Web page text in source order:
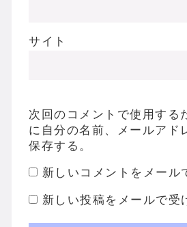
サイト
次回のコメントで使用する
に自分の名前、メールアド
保存する。
新しいコメントをメール
新しい投稿をメールで受